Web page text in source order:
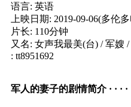
语言: 英语
上映日期: 2019-09-06(多伦
片长: 110分钟
又名: 女声我最美(台) / 军嫂 /
: tt8951692
军人的妻子的剧情简介 · · · ·